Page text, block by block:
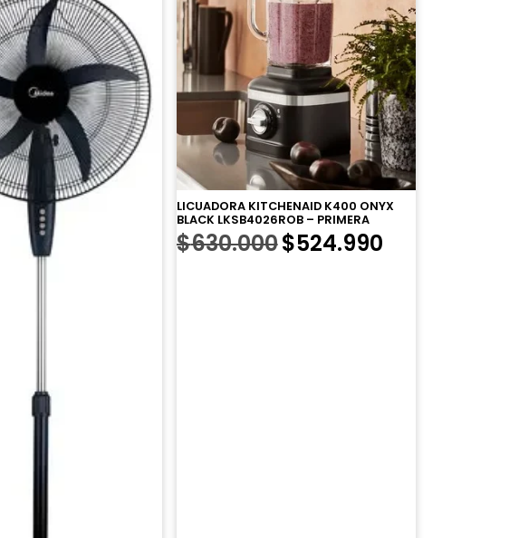
LICUADORA KITCHENAID K400 ONYX
BLACK LKSB4026ROB – PRIMERA
$630.000El
$524.990El